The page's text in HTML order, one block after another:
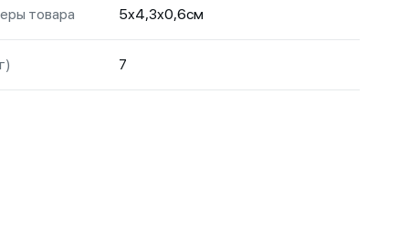
товара 5х4,3х0,6см
7